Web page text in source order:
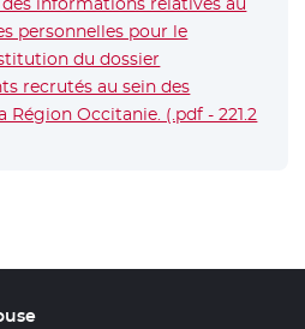
personnelles pour le
du dossier
recrutés au sein des
Région Occitanie. (.pdf - 221.2